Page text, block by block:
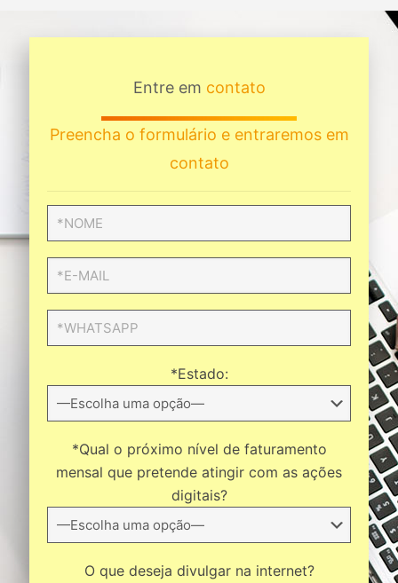
Entre em contato
Preencha o formulário e entraremos em
contato
*Estado:
*Qual o próximo nível de faturamento
mensal que pretende atingir com as ações
digitais?
O que deseja divulgar na internet?